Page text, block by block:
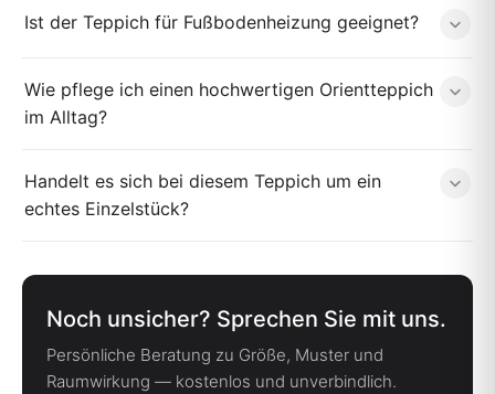
Ist der Teppich für Fußbodenheizung geeignet?
Wie pflege ich einen hochwertigen Orientteppich
im Alltag?
Handelt es sich bei diesem Teppich um ein
echtes Einzelstück?
Noch unsicher? Sprechen Sie mit uns.
Persönliche Beratung zu Größe, Muster und
Raumwirkung — kostenlos und unverbindlich.